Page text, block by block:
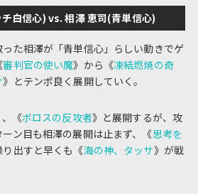
白信心) vs. 相澤 恵司(青単信心)
た相澤が「青単信心」らしい動きでゲ
審判官の使い魔》から《凍結燃焼の奇
》とテンポ良く展開していく。
《ボロスの反攻者》と展開するが、攻
ン目も相澤の展開は止まず、《思考を
り出すと早くも《海の神、タッサ》が戦